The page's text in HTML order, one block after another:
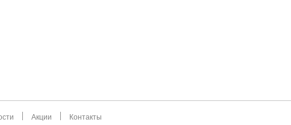
Акции Контакты